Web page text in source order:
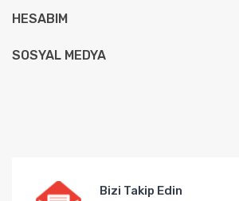
HESABIM
SOSYAL MEDYA
Bizi Takip Edin